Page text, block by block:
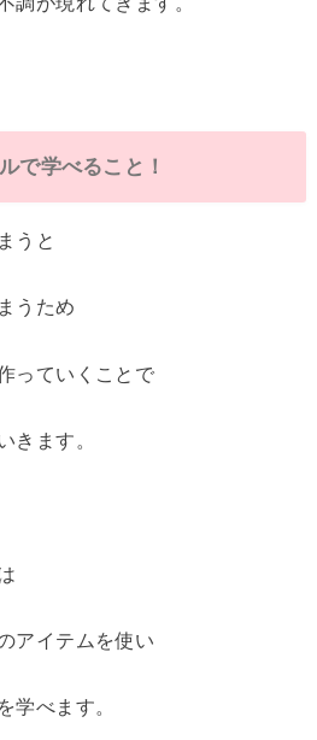
で学べること！
うと
うため
っていくことで
きます。
アイテムを使い
学べます。